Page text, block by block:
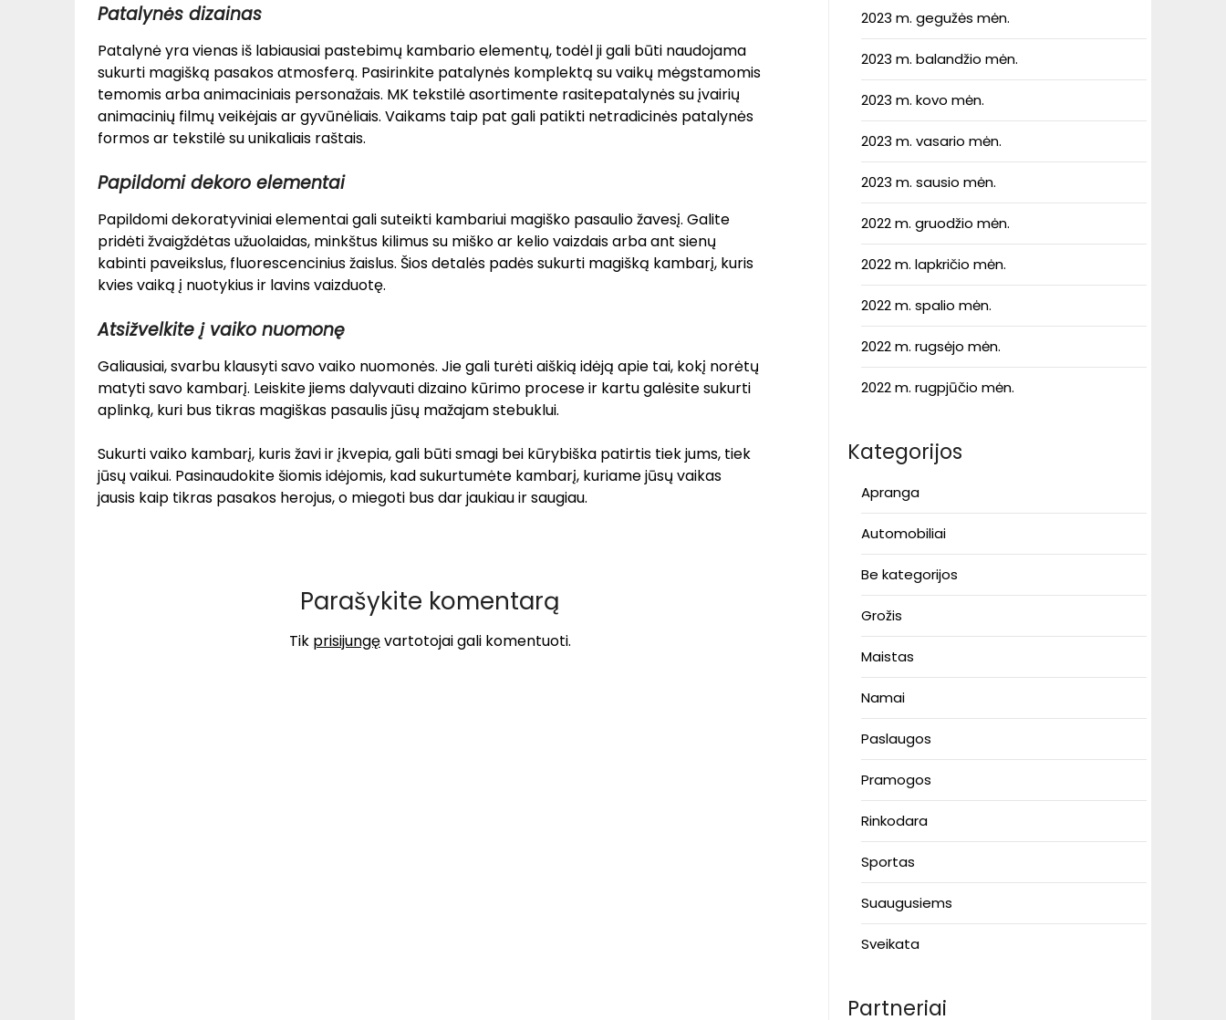
Patalynės dizainas
Patalynė yra vienas iš labiausiai pastebimų kambario elementų, todėl ji gali būti naudojama
sukurti magišką pasakos atmosferą. Pasirinkite patalynės komplektą su vaikų mėgstamomis
temomis arba animaciniais personažais. MK tekstilė asortimente rasitepatalynės su įvairių
animacinių filmų veikėjais ar gyvūnėliais. Vaikams taip pat gali patikti netradicinės patalynės
formos ar tekstilė su unikaliais raštais.
Papildomi dekoro elementai
Papildomi dekoratyviniai elementai gali suteikti kambariui magiško pasaulio žavesį. Galite
pridėti žvaigždėtas užuolaidas, minkštus kilimus su miško ar kelio vaizdais arba ant sienų
kabinti paveikslus, fluorescencinius žaislus. Šios detalės padės sukurti magišką kambarį, kuris
kvies vaiką į nuotykius ir lavins vaizduotę.
Atsižvelkite į vaiko nuomonę
Galiausiai, svarbu klausyti savo vaiko nuomonės. Jie gali turėti aiškią idėją apie tai, kokį norėtų
matyti savo kambarį. Leiskite jiems dalyvauti dizaino kūrimo procese ir kartu galėsite sukurti
aplinką, kuri bus tikras magiškas pasaulis jūsų mažajam stebuklui.
Sukurti vaiko kambarį, kuris žavi ir įkvepia, gali būti smagi bei kūrybiška patirtis tiek jums, tiek
jūsų vaikui. Pasinaudokite šiomis idėjomis, kad sukurtumėte kambarį, kuriame jūsų vaikas
jausis kaip tikras pasakos herojus, o miegoti bus dar jaukiau ir saugiau.
Parašykite komentarą
Tik prisijungęvartotojai gali komentuoti.
2023 m. gegužės mėn.
2023 m. balandžio mėn.
2023 m. kovo mėn.
2023 m. vasario mėn.
2023 m. sausio mėn.
2022 m. gruodžio mėn.
2022 m. lapkričio mėn.
2022 m. spalio mėn.
2022 m. rugsėjo mėn.
2022 m. rugpjūčio mėn.
Kategorijos
Apranga
Automobiliai
Be kategorijos
Grožis
Maistas
Namai
Paslaugos
Pramogos
Rinkodara
Sportas
Suaugusiems
Sveikata
Partneriai